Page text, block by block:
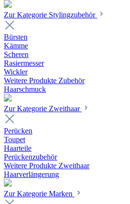
Zur Kategorie Stylingzubehör
Bürsten
Kämme
Scheren
Rasiermesser
Wickler
Weitere Produkte Zubehör
Haarschmuck
Zur Kategorie Zweithaar
Perücken
Toupet
Haarteile
Perückenzubehör
Weitere Produkte Zweithaar
Haarverlängerung
Zur Kategorie Marken